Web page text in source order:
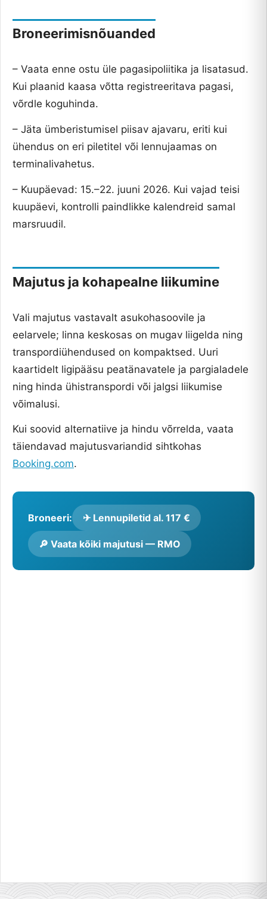
Broneerimisnõuanded
– Vaata enne ostu üle pagasipoliitika ja lisatasud.
Kui plaanid kaasa võtta registreeritava pagasi,
võrdle koguhinda.
– Jäta ümberistumisel piisav ajavaru, eriti kui
ühendus on eri piletitel või lennujaamas on
terminalivahetus.
– Kuupäevad: 15.–22. juuni 2026. Kui vajad teisi
kuupäevi, kontrolli paindlikke kalendreid samal
marsruudil.
Majutus ja kohapealne liikumine
Vali majutus vastavalt asukohasoovile ja
eelarvele; linna keskosas on mugav liigelda ning
transpordiühendused on kompaktsed. Uuri
kaartidelt ligipääsu peatänavatele ja pargialadele
ning hinda ühistranspordi või jalgsi liikumise
võimalusi.
Kui soovid alternatiive ja hindu võrrelda, vaata
täiendavad majutusvariandid sihtkohas
Booking.com.
Broneeri: ✈ Lennupiletid al. 117 €
🔎 Vaata kõiki majutusi — RMO